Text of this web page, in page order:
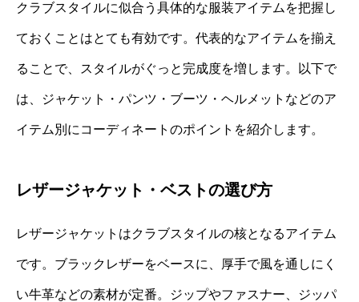
クラブスタイルに似合う具体的な服装アイテムを把握し
ておくことはとても有効です。代表的なアイテムを揃え
ることで、スタイルがぐっと完成度を増します。以下で
は、ジャケット・パンツ・ブーツ・ヘルメットなどのア
イテム別にコーディネートのポイントを紹介します。
レザージャケット・ベストの選び方
レザージャケットはクラブスタイルの核となるアイテム
です。ブラックレザーをベースに、厚手で風を通しにく
い牛革などの素材が定番。ジップやファスナー、ジッパ